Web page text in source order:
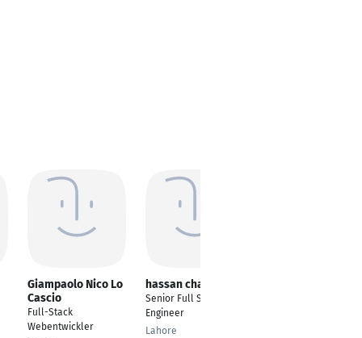
Giampaolo Nico Lo
Cascio
Full-Stack
Webentwickler
hassan chaudhry
Senior Full Stack
Engineer
Lahore